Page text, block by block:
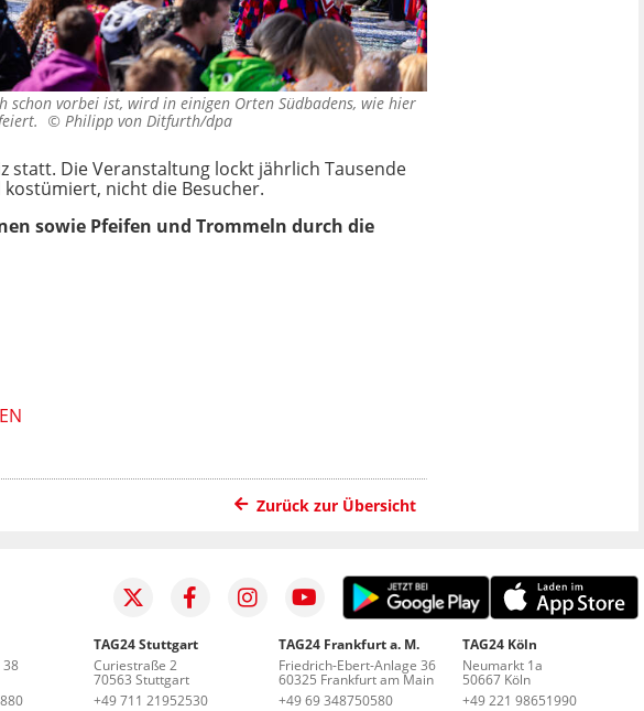
schon vorbei ist, wird in einigen Orten Südbadens, wie hier
© Philipp von Ditfurth/dpa
statt. Die Veranstaltung lockt jährlich Tausende
nicht die Besucher.
sowie Pfeifen und Trommeln durch die
Zurück zur Übersicht
38
TAG24 Stuttgart
Curiestraße 2
70563 Stuttgart
+49 711 21952530
TAG24 Frankfurt a. M.
Friedrich-Ebert-Anlage 36
60325 Frankfurt am Main
+49 69 348750580
TAG24 Köln
Neumarkt 1a
50667 Köln
+49 221 98651990